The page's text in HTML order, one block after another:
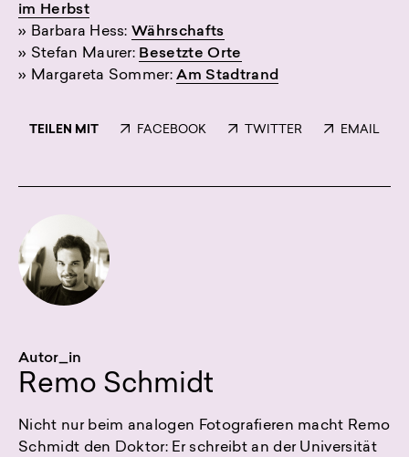
im Herbst
» Barbara Hess:Währschafts
» Stefan Maurer: Besetzte Orte
» Margareta Sommer:Am Stadtrand
TEILEN MIT FACEBOOK TWITTER EMAIL
Autor_in
Remo Schmidt
Nicht nur beim analogen Fotografieren macht Remo
Schmidt den Doktor: Er schreibt an der Universität